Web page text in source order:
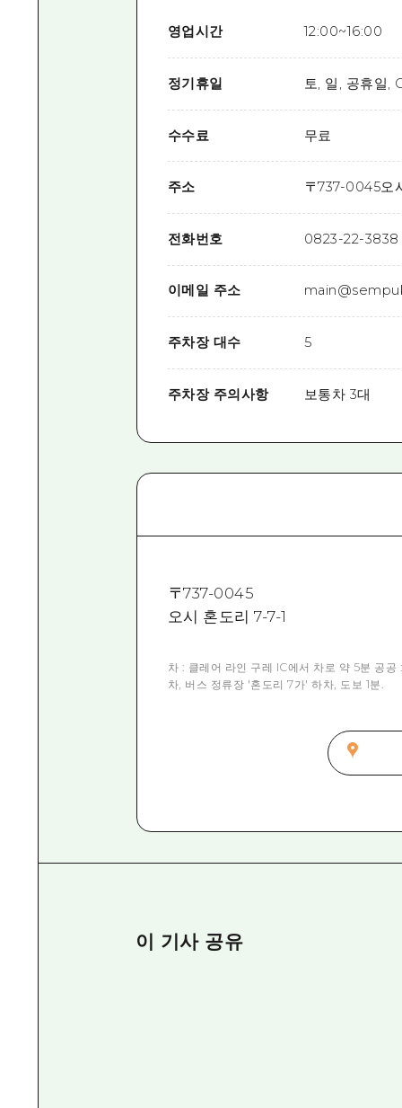
영업시간 12:00~16:00
정기휴일 토, 일, 공휴일,
수수료 무료
주소 〒737-0045오
전화번호 0823-22-3838
이메일 주소
주차장 대수 5
주차장 주의사항 보통차 3대
〒737-0045
오시 혼도리 7-7-1
차 : 클레어 라인 구레 IC에서 차로 약 5분 공
차, 버스 정류장 '혼도리 7가' 하차, 도보 1분.
이 기사 공유